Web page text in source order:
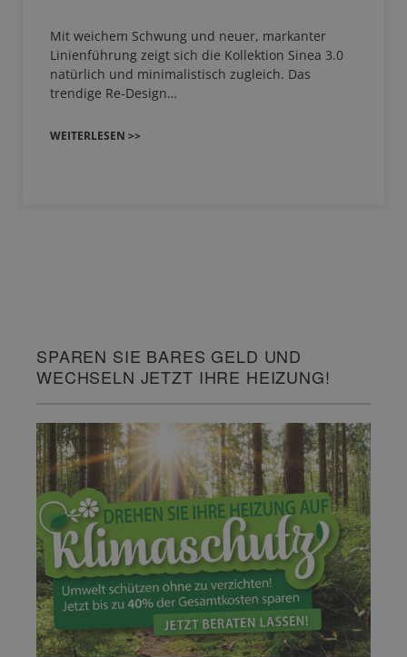
Mit weichem Schwung und neuer, markanter
Linienführung zeigt sich die Kollektion Sinea 3.0
natürlich und minimalistisch zugleich. Das
trendige Re-Design…
WEITERLESEN >>
SPAREN SIE BARES GELD UND
WECHSELN JETZT IHRE HEIZUNG!